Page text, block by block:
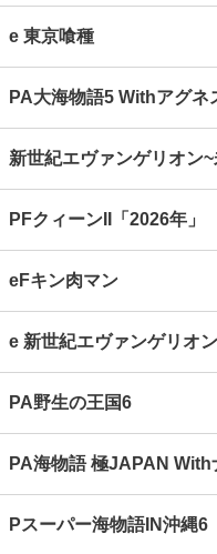
e 東京喰種
PA大海物語5 Withアグネ
新世紀エヴァンゲリオン
PFクィーンII「2026年」
eFキン肉マン
e 新世紀エヴァンゲリオ
PA野生の王国6
PA海物語 極JAPAN With
Pスーパー海物語IN沖縄6